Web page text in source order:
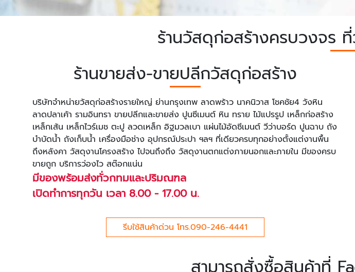
ร้านวัสดุก่อสร้างครบวงจร
ร้านขายส่ง-ขายปลีกวัสดุก่อสร้าง
บริษัทจำหน่ายวัสดุก่อสร้างรายใหญ่ ย่านกรุงเทพ ลาดพร้าว นาคนิวาส โชคชัย4 วังหิน
ลาดปลาเค้า รามอินทรา ขายปลีกและขายส่ง ปูนซีเมนต์ หิน ทราย ไม้แปรรูป เหล็กก่อสร้าง
เหล็กเส้น เหล็กไวร์เมช ตะปู ลวดเหล็ก อิฐมวลเบา แผ่นไม้อัดซีเมนต์ วีว่าบอร์ด ปูนฉาบ ถัง
บำบัดน้ำ ถังเก็บน้ำ เครื่องมือช่าง อุปกรณ์ประปา ฯลฯ ที่เดียวครบทุกอย่างตั้งแต่งานพื้น
ถึงหลังคา วัสดุงานโครงสร้าง ไปจนถึงถึง วัสดุงานตกแต่งภายนอกและภายใน มีของครบ
ขายถูก บริการว่องไว สต๊อกแน่น
มีของพร้อมส่งทั่วกทมและปริมณฑล
เปิดทำการทุกวัน เวลา 8.00 - 17.00 น.
รีบใช้สินค้าด่วน โทร.090-246-4441